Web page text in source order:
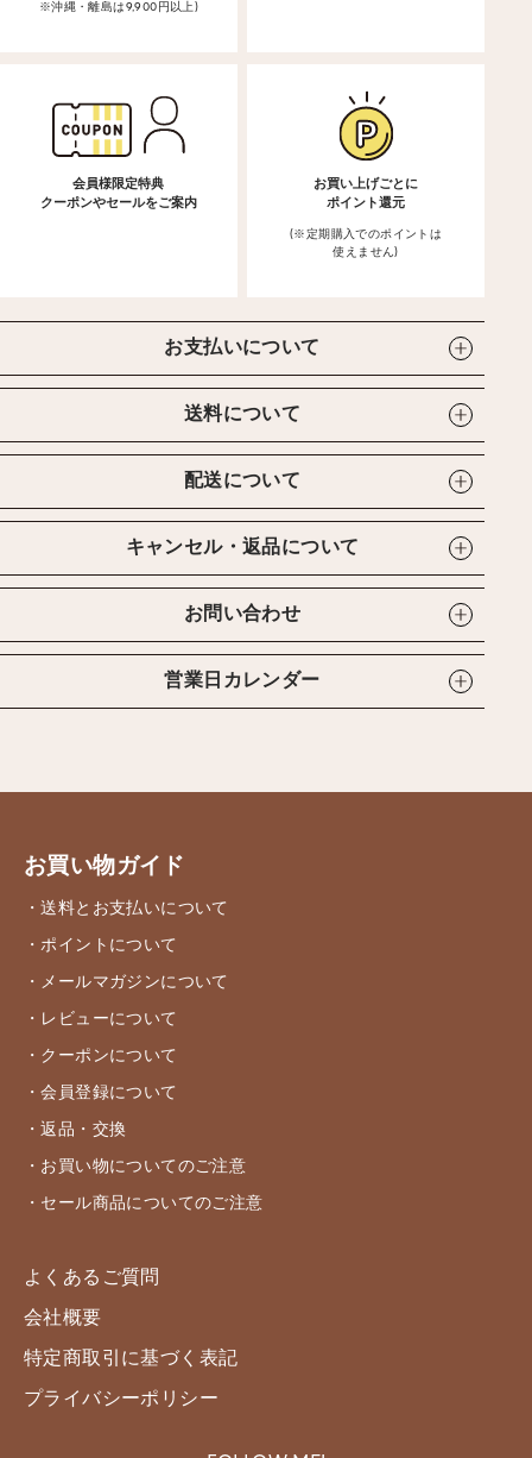
※沖縄・離島は9,900円以上)
会員様限定特典
クーポンやセールをご案内
お買い上げごとに
ポイント還元
(※定期購入でのポイントは
使えません)
お支払いについて
送料について
配送について
キャンセル・返品について
お問い合わせ
営業日カレンダー
お買い物ガイド
・送料とお支払いについて
・ポイントについて
・メールマガジンについて
・レビューについて
・クーポンについて
・会員登録について
・返品・交換
・お買い物についてのご注意
・セール商品についてのご注意
よくあるご質問
会社概要
特定商取引に基づく表記
プライバシーポリシー